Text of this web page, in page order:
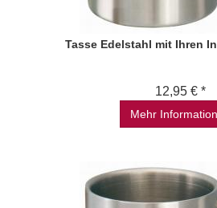
Tasse Edelstahl mit Ihren
12,95 € *
Mehr